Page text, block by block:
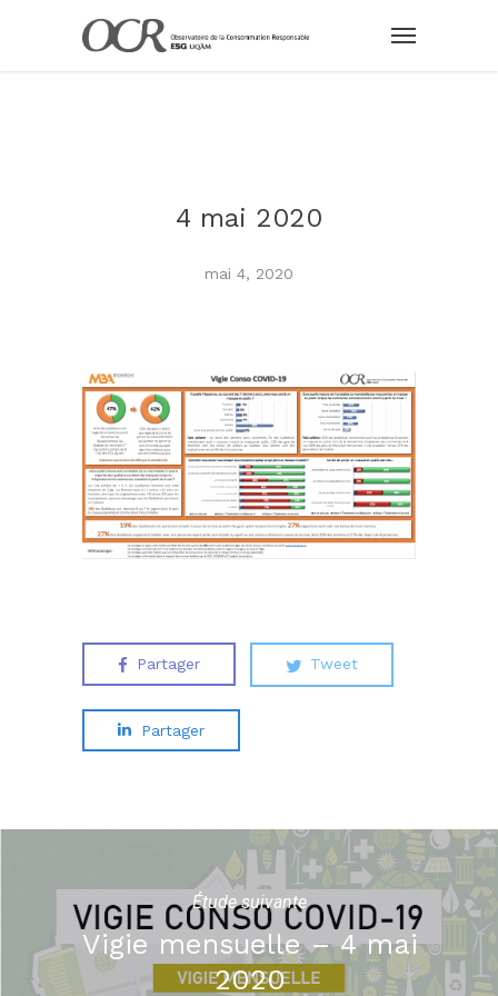
4 mai 2020
mai 4, 2020
Partager Tweet
Partager
Étude suivante
Vigie mensuelle – 4 mai
2020